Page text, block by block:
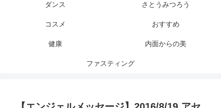
ダンス さとうみつろう
コスメ おすすめ
健康 内面からの美
ファスティング